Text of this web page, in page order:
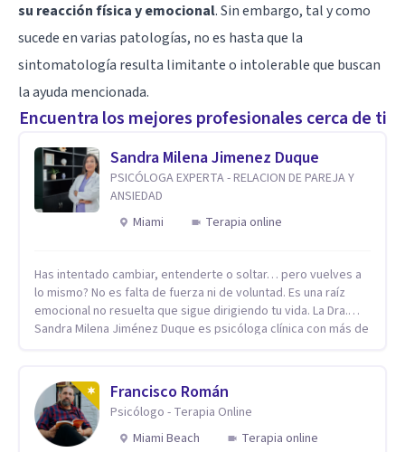
su reacción física y emocional. Sin embargo, tal y como
sucede en varias patologías, no es hasta que la
sintomatología resulta limitante o intolerable que buscan
la ayuda mencionada.
Encuentra los mejores profesionales cerca de ti
Sandra Milena Jimenez Duque
PSICÓLOGA EXPERTA - RELACION DE PAREJA Y
ANSIEDAD
Miami
Terapia online
Has intentado cambiar, entenderte o soltar… pero vuelves a
lo mismo? No es falta de fuerza ni de voluntad. Es una raíz
emocional no resuelta que sigue dirigiendo tu vida. La Dra.
Sandra Milena Jiménez Duque es psicóloga clínica con más de
ansiedad, la baja autoestima, la dependencia emocional y los
conflictos de pareja. Ha trabajado con pacientes en
diferentes países, acompañando procesos complejos. Su
enfoque terapéutico se diferencia por una premisa clara: no
Francisco Román
Psicólogo - Terapia Online
Miami Beach
Terapia online